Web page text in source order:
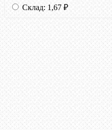
Склад: 1,67 ₽